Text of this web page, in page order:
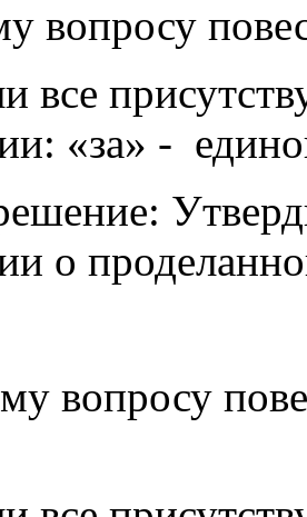
вопросу
все
«за» -
о
вопросу